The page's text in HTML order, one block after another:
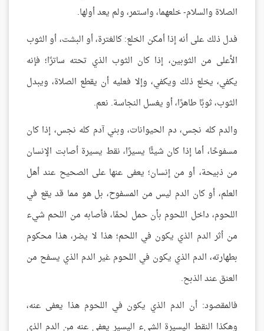
الصلاة والسلام- خلعهما، واستمر، ولم يعد أولها.
فدل ذلك على أنه إذا أمكن الخلع: كالغترة، أو البشت، أو الثوب
الأعلى من الثوبين، إذا كان الثوب الذي تحته ساترًا؛ فإنه
يكفي، يخلع ذلك ويكفي، وإلا فعليه أن يقطع الصلاة، ويبدل
الثوب، ثوبًا طاهرًا، أو يغسل النجاسة. نعم.
والدم كله نجس، دم الحيوانات، وبني آدم كله نجس، إذا كان
مسفوحًا، أما إذا كان شيئًا يسيرًا، نقط يسيرة أصابت الإنسان
من ذبيحة، أو من إنسان؛ يعفى عنها على الصحيح عند أهل
العلم، أو كان الدم ليس من المسفوح، بل هو مما قد يقع في
اللحوم، داخل اللحوم بأن حمل لحمًا، فأصابه من اللحم شيء
من أثر الدم الذي يكون في اللحم؛ هذا لا يضر، هذا محكوم
بطهارته، الدم الذي يكون في اللحوم غير الدم الذي يسفح من
العنق عند الذبح.
فالمقصود: أن الدم الذي يكون في اللحوم هذا يعفى عنه،
وهكذا النقط اليسيرة الشيء اليسير يعفى عنه من الدم الذي